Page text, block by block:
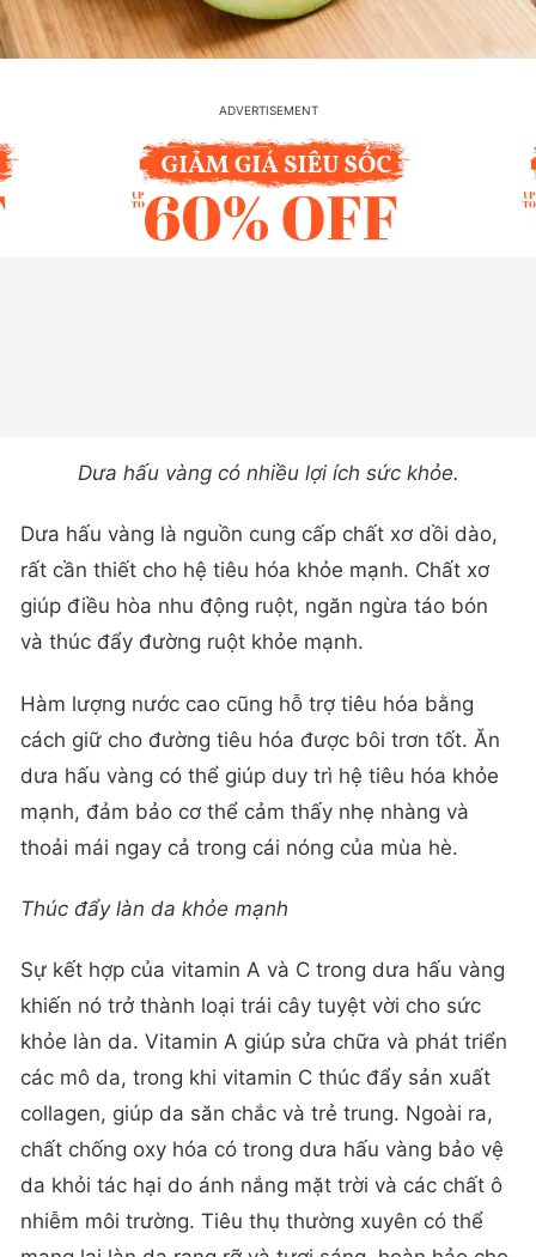
Dưa hấu vàng có nhiều lợi ích sức khỏe.
Dưa hấu vàng là nguồn cung cấp chất xơ dồi dào,
rất cần thiết cho hệ tiêu hóa khỏe mạnh. Chất xơ
giúp điều hòa nhu động ruột, ngăn ngừa táo bón
và thúc đẩy đường ruột khỏe mạnh.
Hàm lượng nước cao cũng hỗ trợ tiêu hóa bằng
cách giữ cho đường tiêu hóa được bôi trơn tốt. Ăn
dưa hấu vàng có thể giúp duy trì hệ tiêu hóa khỏe
mạnh, đảm bảo cơ thể cảm thấy nhẹ nhàng và
thoải mái ngay cả trong cái nóng của mùa hè.
Thúc đẩy làn da khỏe mạnh
Sự kết hợp của vitamin A và C trong dưa hấu vàng
khiến nó trở thành loại trái cây tuyệt vời cho sức
khỏe làn da. Vitamin A giúp sửa chữa và phát triển
các mô da, trong khi vitamin C thúc đẩy sản xuất
collagen, giúp da săn chắc và trẻ trung. Ngoài ra,
chất chống oxy hóa có trong dưa hấu vàng bảo vệ
da khỏi tác hại do ánh nắng mặt trời và các chất ô
nhiễm môi trường. Tiêu thụ thường xuyên có thể